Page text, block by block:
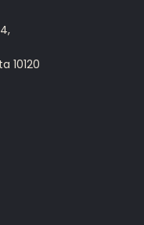
10120